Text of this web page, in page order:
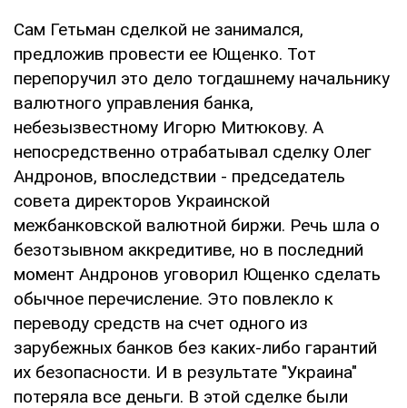
Сам Гетьман сделкой не занимался,
предложив провести ее Ющенко. Тот
перепоручил это дело тогдашнему начальнику
валютного управления банка,
небезызвестному Игорю Митюкову. А
непосредственно отрабатывал сделку Олег
Андронов, впоследствии - председатель
совета директоров Украинской
межбанковской валютной биржи. Речь шла о
безотзывном аккредитиве, но в последний
момент Андронов уговорил Ющенко сделать
обычное перечисление. Это повлекло к
переводу средств на счет одного из
зарубежных банков без каких-либо гарантий
их безопасности. И в результате "Украина"
потеряла все деньги. В этой сделке были